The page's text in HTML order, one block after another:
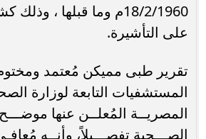
18/2/1960م وما قبلها ،
على التأشيرة.
تقرير طبى مميكن مُعتمد
المستشفيات التابعة لوزارة
المصريــة المُعلــن عنها
الصـــحية تفصـــيلاً، وأنــه